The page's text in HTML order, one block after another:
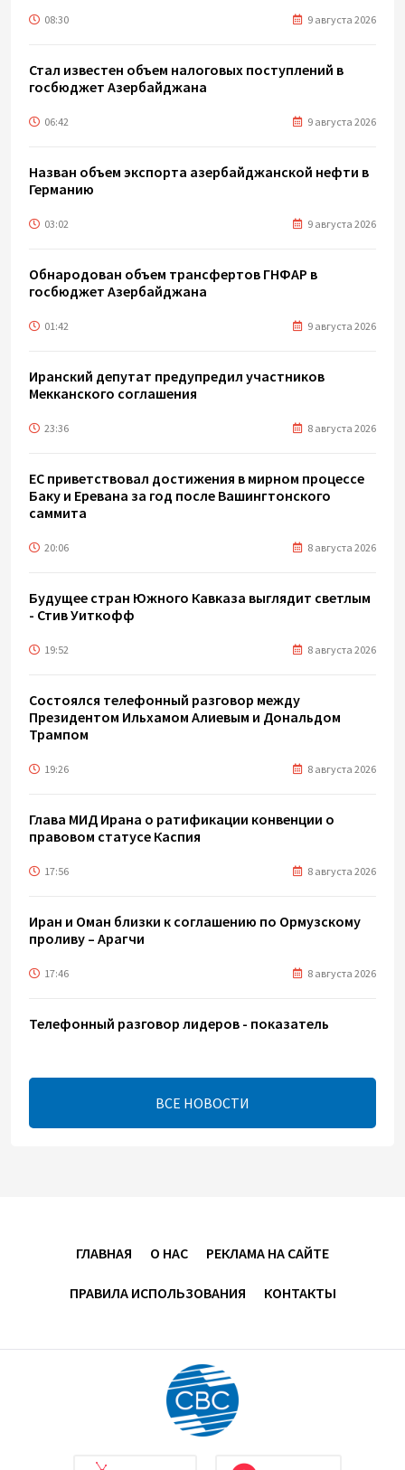
08:30 9 августа 2026
Стал известен объем налоговых поступлений в
госбюджет Азербайджана
06:42 9 августа 2026
Назван объем экспорта азербайджанской нефти в
Германию
03:02 9 августа 2026
Обнародован объем трансфертов ГНФАР в
госбюджет Азербайджана
01:42 9 августа 2026
Иранский депутат предупредил участников
Мекканского соглашения
23:36 8 августа 2026
ЕС приветствовал достижения в мирном процессе
Баку и Еревана за год после Вашингтонского
саммита
20:06 8 августа 2026
Будущее стран Южного Кавказа выглядит светлым
- Стив Уиткофф
19:52 8 августа 2026
Состоялся телефонный разговор между
Президентом Ильхамом Алиевым и Дональдом
Трампом
19:26 8 августа 2026
Глава МИД Ирана о ратификации конвенции о
правовом статусе Каспия
17:56 8 августа 2026
Иран и Оман близки к соглашению по Ормузскому
проливу – Арагчи
17:46 8 августа 2026
Телефонный разговор лидеров - показатель
В минобороны Азербайджана прошло собрание
военных атташе в зарубежных странах (ФОТО)
8 августа 2026
МИД Франции выступил с заявлением по случаю
годовщины Вашингтонского саммита
ВСЕ НОВОСТИ
ГЛАВНАЯ О НАС РЕКЛАМА НА САЙТЕ
ПРАВИЛА ИСПОЛЬЗОВАНИЯ КОНТАКТЫ